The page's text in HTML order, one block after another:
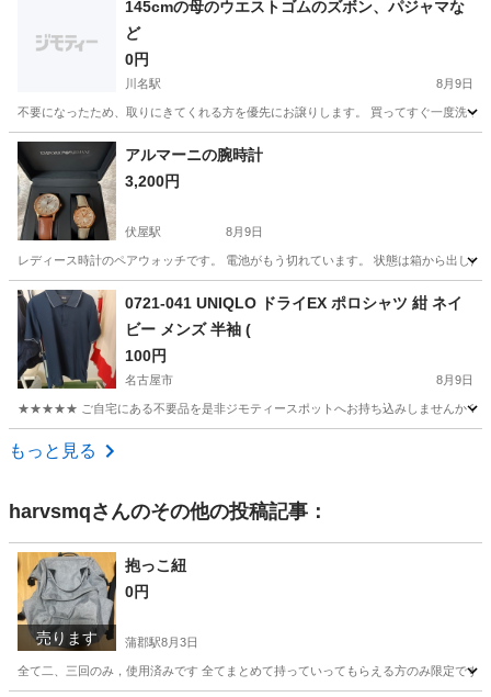
145cmの母のウエストゴムのズボン、パジャマな
ど
0円
川名駅 8月9日
不要になったため、取りにきてくれる方を優先にお譲りします。 買ってすぐ一度洗
愛知 名古屋市 パンツ
アルマーニの腕時計
3,200円
伏屋駅 8月9日
レディース時計のペアウォッチです。 電池がもう切れています。 状態は箱から出し
愛知 名古屋市 アクセサリー アルマーニ
0721-041 UNIQLO ドライEX ポロシャツ 紺 ネイ
ビー メンズ 半袖 (
100円
名古屋市 8月9日
★★★★★ ご自宅にある不要品を是非ジモティースポットへお持ち込みしませんか？
愛知 名古屋市
もっと見る
harvsmqさんのその他の投稿記事：
売ります
抱っこ紐
0円
蒲郡駅8月3日
全て二、三回のみ，使用済みです 全てまとめて持っていってもらえる方のみ限定です